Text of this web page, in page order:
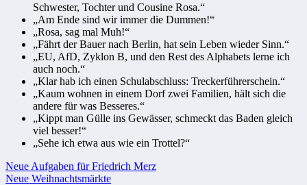
Schwester, Tochter und Cousine Rosa.“
„Am Ende sind wir immer die Dummen!“
„Rosa, sag mal Muh!“
„Fährt der Bauer nach Berlin, hat sein Leben wieder Sinn.“
„EU, AfD, Zyklon B, und den Rest des Alphabets lerne ich
auch noch.“
„Klar hab ich einen Schulabschluss: Treckerführerschein.“
„Kaum wohnen in einem Dorf zwei Familien, hält sich die
andere für was Besseres.“
„Kippt man Gülle ins Gewässer, schmeckt das Baden gleich
viel besser!“
„Sehe ich etwa aus wie ein Trottel?“
Beitragsnavigation
Neue Aufgaben für Friedrich Merz
Neue Weihnachtsmärkte